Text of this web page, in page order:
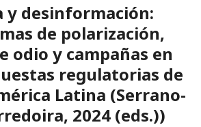
y desinformación:
de polarización,
odio y campañas en
regulatorias de
Latina (Serrano-
2024 (eds.))